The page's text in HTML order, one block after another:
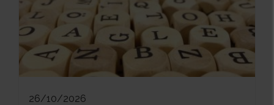
26/10/2026